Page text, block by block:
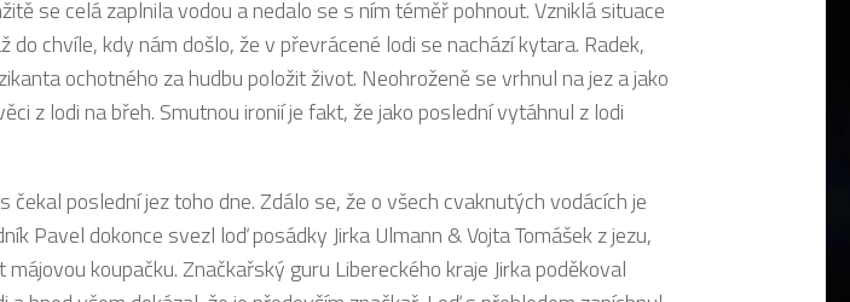
se celá zaplnila vodou a nedalo se s ním téměř pohnout. Vzniklá situace
chvíle, kdy nám došlo, že v převrácené lodi se nachází kytara. Radek,
ochotného za hudbu položit život. Neohroženě se vrhnul na jez a jako
z lodi na břeh. Smutnou ironií je fakt, že jako poslední vytáhnul z lodi
čekal poslední jez toho dne. Zdálo se, že o všech cvaknutých vodácích je
Pavel dokonce svezl loď posádky Jirka Ulmann & Vojta Tomášek z jezu,
koupačku. Značkařský guru Libereckého kraje Jirka poděkoval